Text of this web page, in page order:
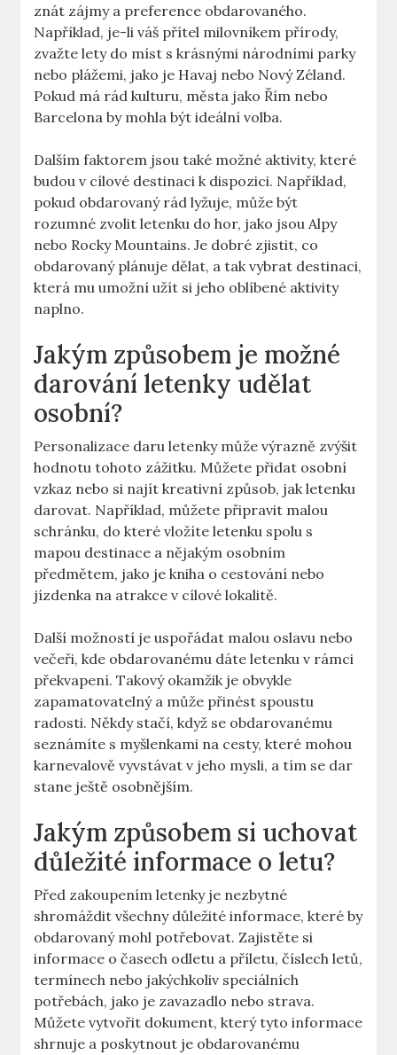
znát zájmy a preference obdarovaného.
Například, je-li váš přítel milovníkem přírody,
zvažte lety do míst s krásnými národními parky
nebo plážemi, jako je Havaj nebo Nový Zéland.
Pokud má rád kulturu, města jako Řím nebo
Barcelona by mohla být ideální volba.
Dalším faktorem jsou také možné aktivity, které
budou v cílové destinaci k dispozici. Například,
pokud obdarovaný rád lyžuje, může být
rozumné zvolit letenku do hor, jako jsou Alpy
nebo Rocky Mountains. Je dobré zjistit, co
obdarovaný plánuje dělat, a tak vybrat destinaci,
která mu umožní užít si jeho oblíbené aktivity
naplno.
Jakým způsobem je možné
darování letenky udělat
osobní?
Personalizace daru letenky může výrazně zvýšit
hodnotu tohoto zážitku. Můžete přidat osobní
vzkaz nebo si najít kreativní způsob, jak letenku
darovat. Například, můžete připravit malou
schránku, do které vložíte letenku spolu s
mapou destinace a nějakým osobním
předmětem, jako je kniha o cestování nebo
jízdenka na atrakce v cílové lokalitě.
Další možností je uspořádat malou oslavu nebo
večeři, kde obdarovanému dáte letenku v rámci
překvapení. Takový okamžik je obvykle
zapamatovatelný a může přinést spoustu
radosti. Někdy stačí, když se obdarovanému
seznámíte s myšlenkami na cesty, které mohou
karnevalově vyvstávat v jeho mysli, a tím se dar
stane ještě osobnějším.
Jakým způsobem si uchovat
důležité informace o letu?
Před zakoupením letenky je nezbytné
shromáždit všechny důležité informace, které by
obdarovaný mohl potřebovat. Zajistěte si
informace o časech odletu a příletu, číslech letů,
termínech nebo jakýchkoliv speciálních
potřebách, jako je zavazadlo nebo strava.
Můžete vytvořit dokument, který tyto informace
shrnuje a poskytnout je obdarovanému